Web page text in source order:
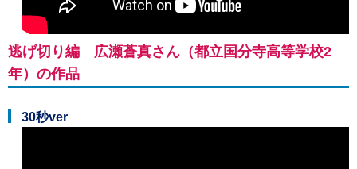
逃げ切り編 広瀬蒼真さん（都立国分寺高等学校2
年）の作品
30秒ver